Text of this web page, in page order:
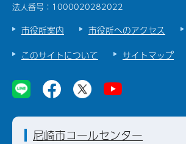
法人番号：1000020282022
市役所案内 市役所へのアクセス
このサイトについて
サイトマップ
尼崎市コールセンター